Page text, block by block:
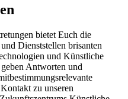
bietet Euch die
Dienststellen brisanten
und Künstliche
Antworten und
zu unseren